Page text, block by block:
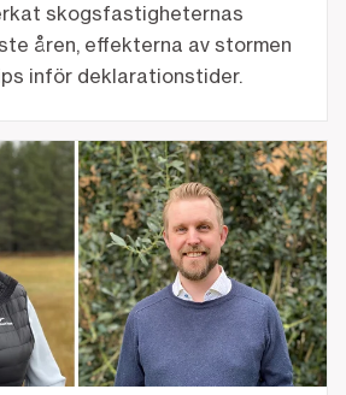
skogsfastigheternas
åren, effekterna av stormen
inför deklarationstider.
när skogen ska finansieras